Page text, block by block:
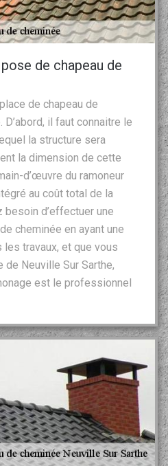
de chapeau de
de chapeau de
D’abord, il faut connaitre le
la structure sera
la dimension de cette
d’œuvre du ramoneur
au coût total de la
d’effectuer une
cheminée en ayant une
travaux, et que vous
Neuville Sur Sarthe,
est le professionnel